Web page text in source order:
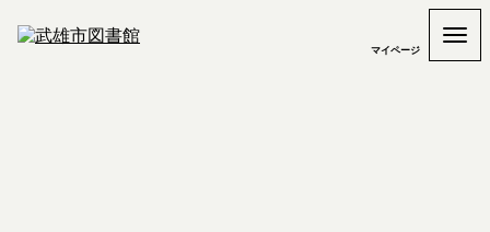
マイページ